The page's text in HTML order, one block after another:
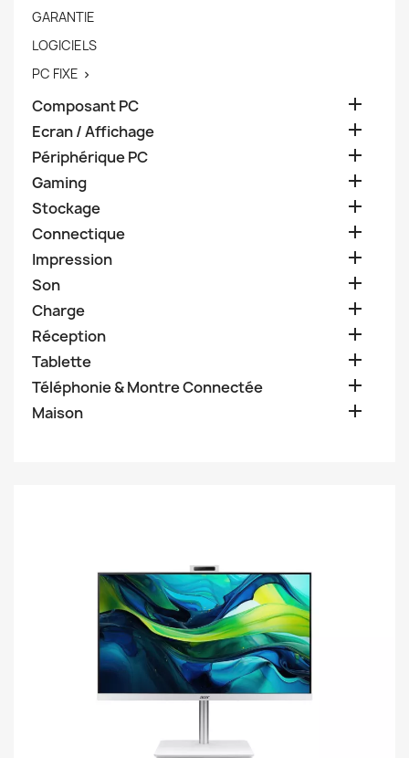
GARANTIE
LOGICIELS
PC FIXE 
Composant PC 
Ecran / Affichage 
Périphérique PC 
Gaming 
Stockage 
Connectique 
Impression 
Son 
Charge 
Réception 
Tablette 
Téléphonie & Montre Connectée 
Maison 